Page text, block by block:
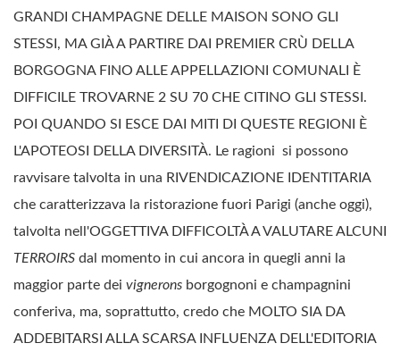
GRANDI CHAMPAGNE DELLE MAISON SONO GLI
STESSI, MA GIÀ A PARTIRE DAI PREMIER CRÙ DELLA
BORGOGNA FINO ALLE APPELLAZIONI COMUNALI È
DIFFICILE TROVARNE 2 SU 70 CHE CITINO GLI STESSI.
POI QUANDO SI ESCE DAI MITI DI QUESTE REGIONI È
L'APOTEOSI DELLA DIVERSITÀ. Le ragioni si possono
ravvisare talvolta in una RIVENDICAZIONE IDENTITARIA
che caratterizzava la ristorazione fuori Parigi (anche oggi),
talvolta nell'OGGETTIVA DIFFICOLTÀ A VALUTARE ALCUNI
TERROIRS dal momento in cui ancora in quegli anni la
maggior parte dei vignerons borgognoni e champagnini
conferiva, ma, soprattutto, credo che MOLTO SIA DA
ADDEBITARSI ALLA SCARSA INFLUENZA DELL'EDITORIA